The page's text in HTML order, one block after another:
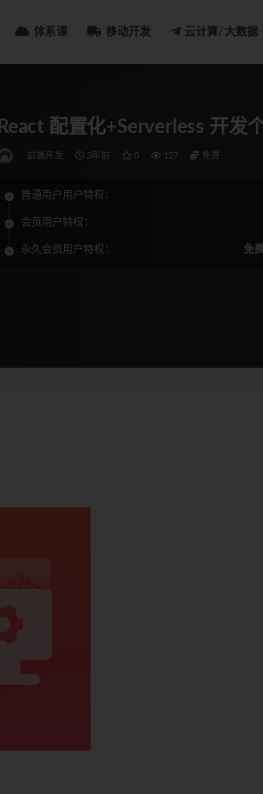
体系课 移动开发 云计算/大数据
React 配置化+Serverless 开发
前端开发 3年前 0 127 免费
普通用户用户特权：
会员用户特权：
永久会员用户特权： 免